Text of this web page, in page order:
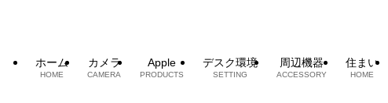
ホーム
HOME
カメラ
CAMERA
Apple
PRODUCTS
デスク環境
SETTING
周辺機器
ACCESSORY
住まい
HOME